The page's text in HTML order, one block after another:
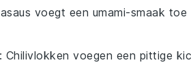
voegt een umami-smaak
: Chilivlokken voegen een pittige